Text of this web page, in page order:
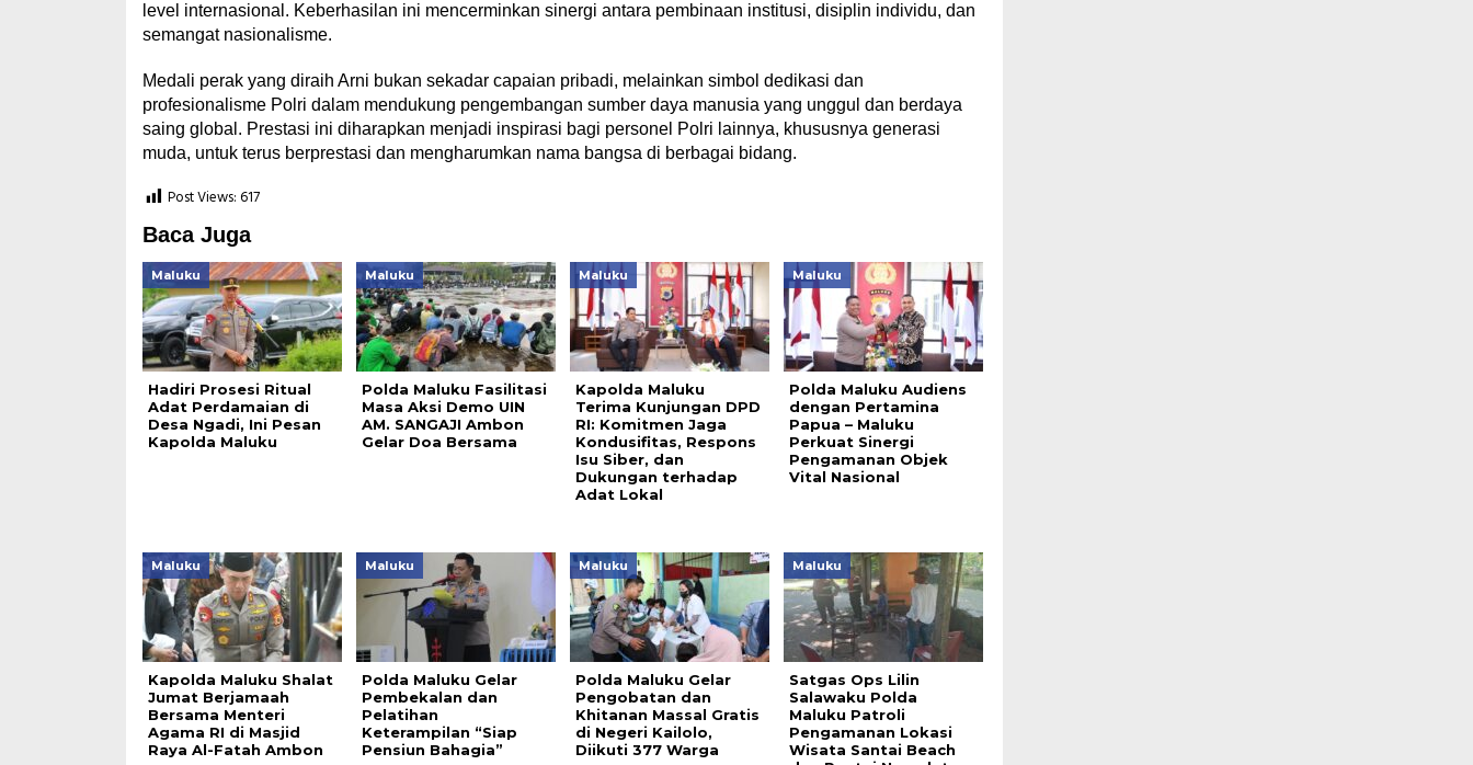
level internasional. Keberhasilan ini mencerminkan sinergi antara pembinaan institusi, disiplin individu, dan
semangat nasionalisme.
Medali perak yang diraih Arni bukan sekadar capaian pribadi, melainkan simbol dedikasi dan
profesionalisme Polri dalam mendukung pengembangan sumber daya manusia yang unggul dan berdaya
saing global. Prestasi ini diharapkan menjadi inspirasi bagi personel Polri lainnya, khususnya generasi
muda, untuk terus berprestasi dan mengharumkan nama bangsa di berbagai bidang.
Post Views:617
Baca Juga
Maluku
Hadiri Prosesi Ritual
Adat Perdamaian di
Desa Ngadi, Ini Pesan
Kapolda Maluku
Maluku
Polda Maluku Fasilitasi
Masa Aksi Demo UIN
AM. SANGAJI Ambon
Gelar Doa Bersama
Maluku
Kapolda Maluku
Terima Kunjungan DPD
RI: Komitmen Jaga
Kondusifitas, Respons
Isu Siber, dan
Dukungan terhadap
Adat Lokal
Maluku
Polda Maluku Audiens
dengan Pertamina
Papua – Maluku
Perkuat Sinergi
Pengamanan Objek
Vital Nasional
Maluku
Kapolda Maluku Shalat
Jumat Berjamaah
Bersama Menteri
Agama RI di Masjid
Raya Al-Fatah Ambon
Maluku
Polda Maluku Gelar
Pembekalan dan
Pelatihan
Keterampilan “Siap
Pensiun Bahagia”
Maluku
Polda Maluku Gelar
Pengobatan dan
Khitanan Massal Gratis
di Negeri Kailolo,
Diikuti 377 Warga
Maluku
Satgas Ops Lilin
Salawaku Polda
Maluku Patroli
Pengamanan Lokasi
Wisata Santai Beach